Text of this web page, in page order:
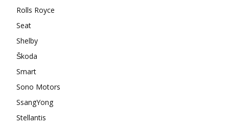
Rolls Royce
Seat
Shelby
Škoda
Smart
Sono Motors
SsangYong
Stellantis